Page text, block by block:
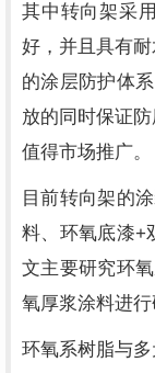
其中转向架采
好，并且具有
的涂层防护体
放的同时保证
值得市场推广。
目前转向架的
料、环氧底漆+
文主要研究环
氧厚浆涂料进行
环氧系树脂与